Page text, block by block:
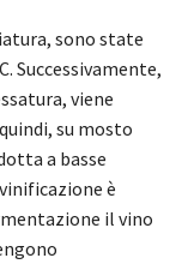
sono state
Successivamente,
viene
su mosto
a basse
è
il vino